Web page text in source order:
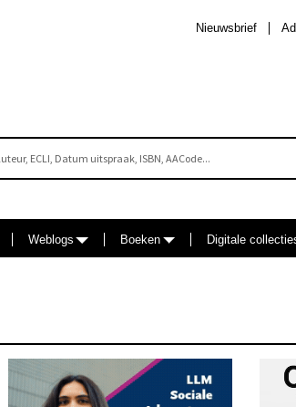
Nieuwsbrief
Weblogs Boeken Digitale